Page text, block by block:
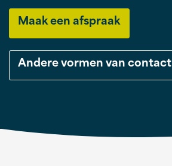
Maak een afspraak
Andere vormen van contact